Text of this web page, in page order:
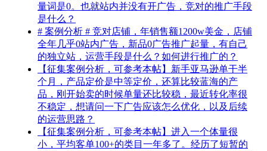
量词是0。也就站内并没有开广告，竞对的推广手段
是什么？
# 案例分析 # 竞对店铺，年销售额1200w美金，店铺
全年几乎0站内广告，新品0广告推广起量，有自己
的独立站，运营手段是什么？如何进行推广的？
【征集案例分析，可参考本帖】新手亚马逊单干半
个月，产品定价是中等定价，还算比较蓝海的产
品，刚开始卖的时候单量还比较稳，最近转化率很
不稳定，想请问一下广告应该怎么优化，以及后续
的运营思路？
【征集案例分析，可参考本帖】进入一个体量很
小，平均客单100+的类目一年多了。经历了短暂的